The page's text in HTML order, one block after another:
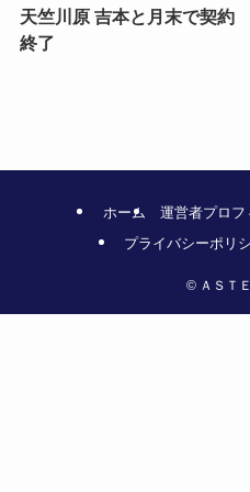
天竺川原 吉本と月末で契約
終了
ホーム 運営者プロフ
プライバシーポリ
© ＡＳＴ